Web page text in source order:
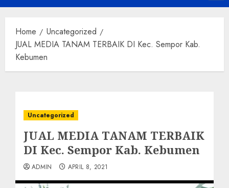
Menu
Home
Uncategorized
JUAL MEDIA TANAM TERBAIK DI Kec. Sempor Kab.
Kebumen
Uncategorized
JUAL MEDIA TANAM TERBAIK
DI Kec. Sempor Kab. Kebumen
ADMIN APRIL 8, 2021